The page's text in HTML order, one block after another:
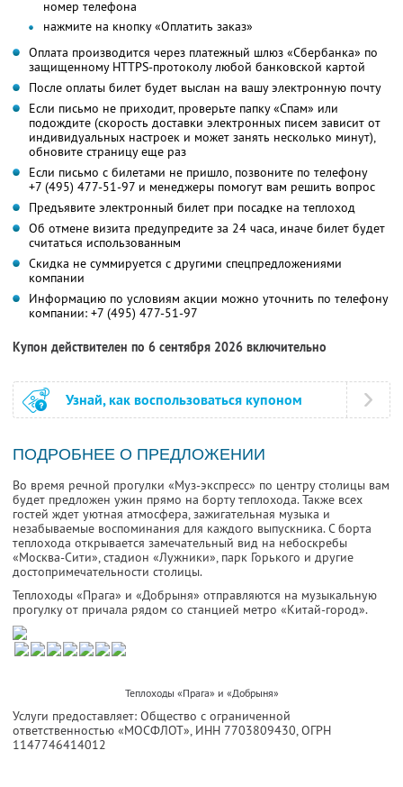
номер телефона
нажмите на кнопку «Оплатить заказ»
Оплата производится через платежный шлюз «Сбербанка» по
защищенному HTTPS-протоколу любой банковской картой
После оплаты билет будет выслан на вашу электронную почту
Если письмо не приходит, проверьте папку «Спам» или
подождите (скорость доставки электронных писем зависит от
индивидуальных настроек и может занять несколько минут),
обновите страницу еще раз
Если письмо с билетами не пришло, позвоните по телефону
+7 (495) 477-51-97 и менеджеры помогут вам решить вопрос
Предъявите электронный билет при посадке на теплоход
Об отмене визита предупредите за 24 часа, иначе билет будет
считаться использованным
Скидка не суммируется с другими спецпредложениями
компании
Информацию по условиям акции можно уточнить по телефону
компании: +7 (495) 477-51-97
Купон действителен по 6 сентября 2026 включительно
Узнай, как воспользоваться купоном
ПОДРОБНЕЕ О ПРЕДЛОЖЕНИИ
Во время речной прогулки «Муз-экспресс» по центру столицы вам
будет предложен ужин прямо на борту теплохода. Также всех
гостей ждет уютная атмосфера, зажигательная музыка и
незабываемые воспоминания для каждого выпускника. С борта
теплохода открывается замечательный вид на небоскребы
«Москва-Сити», стадион «Лужники», парк Горького и другие
достопримечательности столицы.
Теплоходы «Прага» и «Добрыня» отправляются на музыкальную
прогулку от причала рядом со станцией метро «Китай-город».
Теплоходы «Прага» и «Добрыня»
Услуги предоставляет: Общество с ограниченной
ответственностью «МОСФЛОТ», ИНН 7703809430, ОГРН
1147746414012